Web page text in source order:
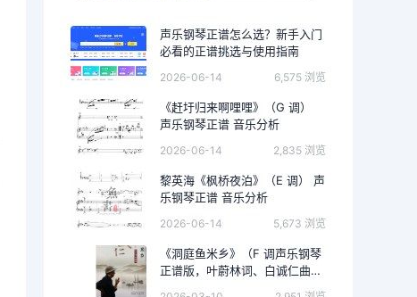
声乐钢琴正谱怎么选？新手入门
必看的正谱挑选与使用指南
2026-06-14 6,575 浏览
《赶圩归来啊哩哩》（G 调）
声乐钢琴正谱 音乐分析
2026-06-14 2,835 浏览
黎英海《枫桥夜泊》（E 调） 声
乐钢琴正谱 音乐分析
2026-06-14 5,673 浏览
《洞庭鱼米乡》（F 调声乐钢琴
正谱版，叶蔚林词、白诚仁曲）